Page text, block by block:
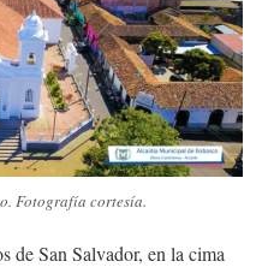
Fotografía cortesía.
de San Salvador, en la cima